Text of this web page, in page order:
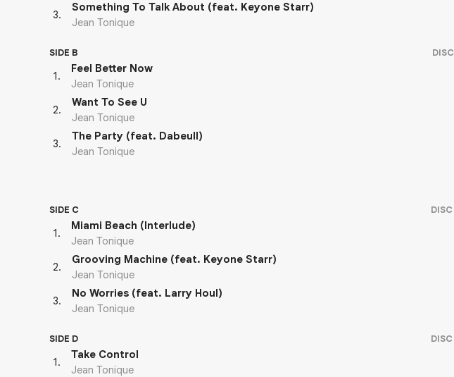
3.
Something To Talk About (feat. Keyone Starr)
Jean Tonique
SIDE B DISC
1.
Feel Better Now
Jean Tonique
2.
Want To See U
Jean Tonique
3.
The Party (feat. Dabeull)
Jean Tonique
SIDE C DISC
1.
Miami Beach (Interlude)
Jean Tonique
2.
Grooving Machine (feat. Keyone Starr)
Jean Tonique
3.
No Worries (feat. Larry Houl)
Jean Tonique
SIDE D DISC
1.
Take Control
Jean Tonique